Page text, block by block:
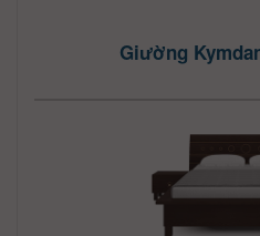
Giường